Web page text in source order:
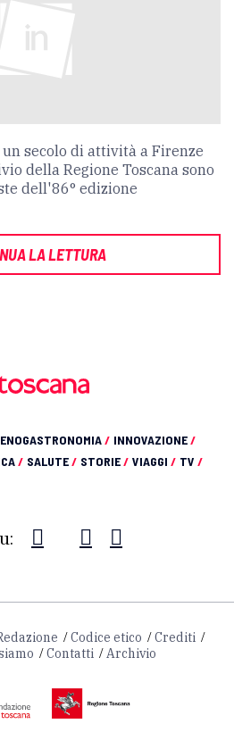
secolo di attività a Firenze
della Regione Toscana sono
dell'86° edizione
LA LETTURA
ENOGASTRONOMIA/ INNOVAZIONE/
/ SALUTE/ STORIE/ VIAGGI / TV /
Codice etico
Crediti
Contatti Archivio